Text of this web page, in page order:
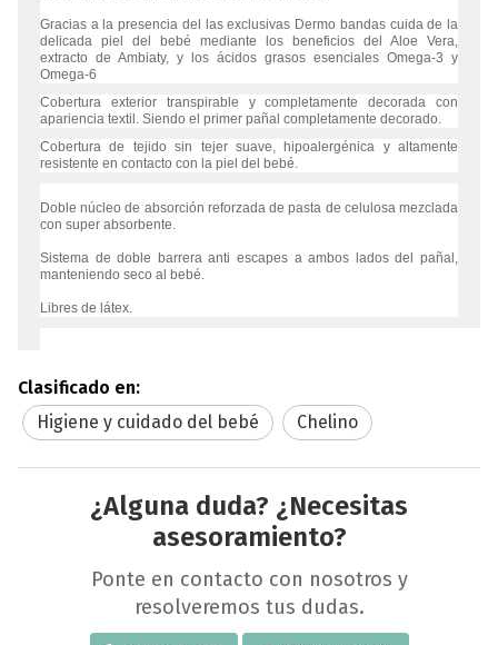
Gracias a la presencia del las exclusivas Dermo bandas cuida de la
delicada piel del bebé mediante los beneficios del Aloe Vera,
extracto de Ambiaty, y los ácidos grasos esenciales Omega-3 y
Omega-6
Cobertura exterior transpirable y completamente decorada con
apariencia textil. Siendo el primer pañal completamente decorado.
Cobertura de tejido sin tejer suave, hipoalergénica y altamente
resistente en contacto con la piel del bebé.
Doble núcleo de absorción reforzada de pasta de celulosa mezclada
con super absorbente.
Sistema de doble barrera anti escapes a ambos lados del pañal,
manteniendo seco al bebé.
Libres de látex.
Clasificado en:
Higiene y cuidado del bebé
Chelino
¿Alguna duda? ¿Necesitas
asesoramiento?
Ponte en contacto con nosotros y
resolveremos tus dudas.